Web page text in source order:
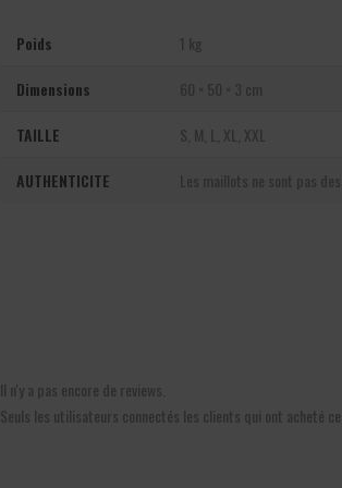
Poids
1 kg
Dimensions
TAILLE
S, M, L, XL, XXL
AUTHENTICITE
Il n'y a pas encore de reviews.
Seuls les utilisateurs connectés les clients qui ont acheté